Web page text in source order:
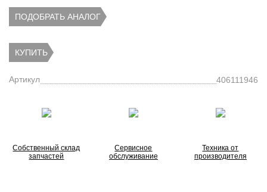
ПОДОБРАТЬ АНАЛОГ
КУПИТЬ
Артикул 406111946
Собственный склад
запчастей
Сервисное
обслуживание
Техника от
производителя